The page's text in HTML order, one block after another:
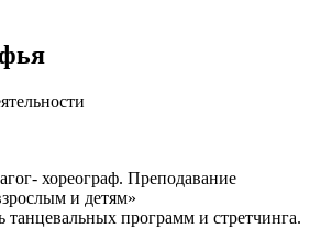
хореограф. Преподавание
и детям»
танцевальных программ и стретчинга.